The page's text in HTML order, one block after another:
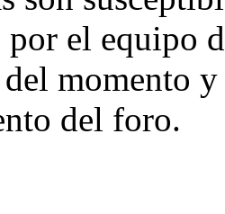
el equipo
del momento
del foro.